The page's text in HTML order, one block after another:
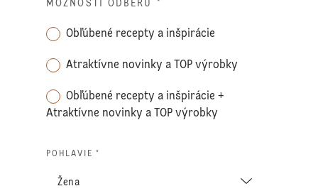
MOŽNOSTI ODBERU *
Obľúbené recepty a inšpirácie
Atraktívne novinky a TOP výrobky
Obľúbené recepty a inšpirácie +
Atraktívne novinky a TOP výrobky
POHLAVIE *